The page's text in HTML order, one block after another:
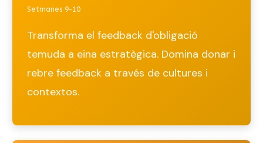
Setmanes 9-10
Transforma el feedback d'obligació
temuda a eina estratègica. Domina donar i
rebre feedback a través de cultures i
contextos.